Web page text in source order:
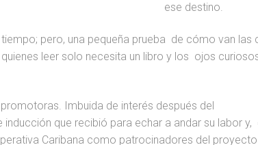
ese destino.
pero, una pequeña prueba de cómo van las
leer solo necesita un libro y los ojos
promotoras. Imbuida de interés después del
inducción que recibió para echar a andar su labor y,
Caribana como patrocinadores del proyecto